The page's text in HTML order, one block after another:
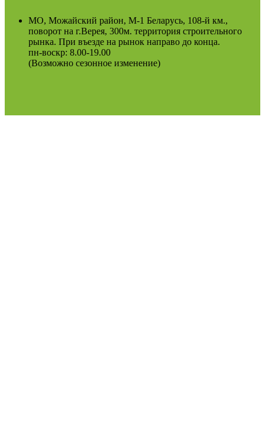
МО, Можайский район, М-1 Беларусь, 108-й км.,
поворот на г.Верея, 300м. территория строительного
рынка. При въезде на рынок направо до конца.
пн-воскр: 8.00-19.00
(Возможно сезонное изменение)